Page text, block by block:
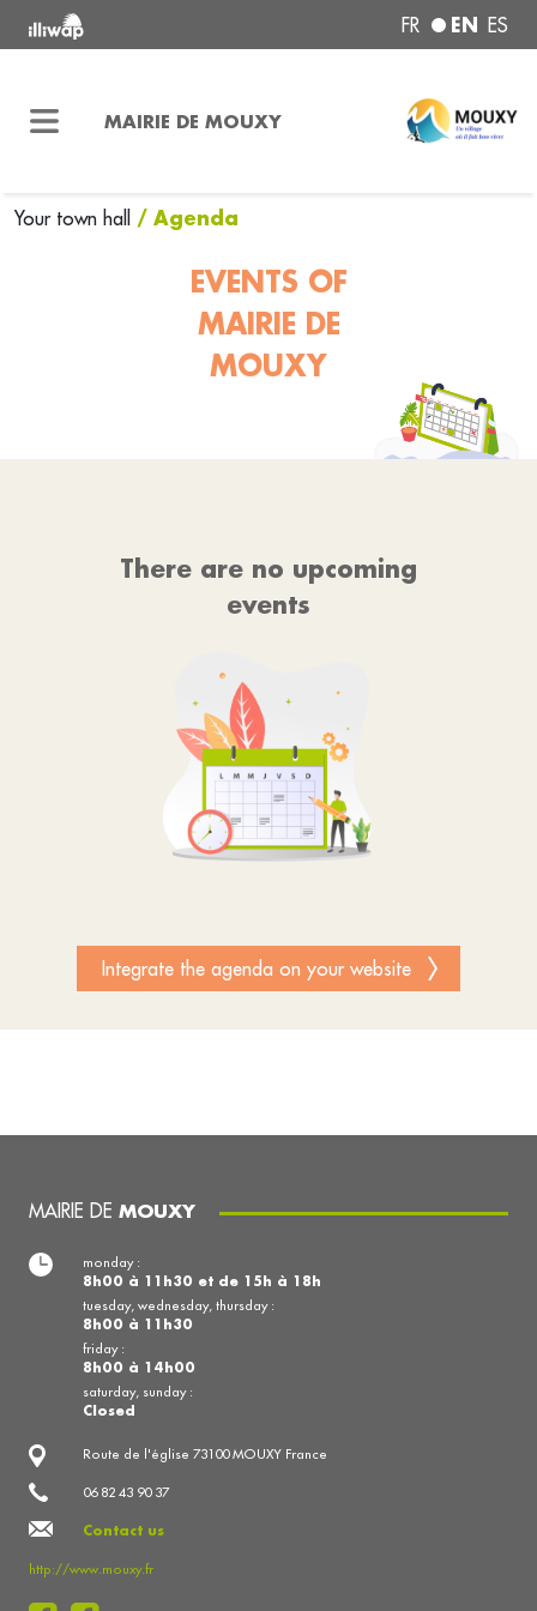
FR EN ES
MAIRIE DE MOUXY
Your town hall / Agenda
EVENTS OF
MAIRIE DE
MOUXY
There are no upcoming
events
Integrate the agenda on your website
MAIRIE DE MOUXY
Route de l'église 73100 MOUXY France
06 82 43 90 37
Contact us
http://www.mouxy.fr
monday :
8h00 à 11h30 et de 15h à 18h
tuesday, wednesday, thursday :
8h00 à 11h30
friday :
8h00 à 14h00
saturday, sunday :
Closed